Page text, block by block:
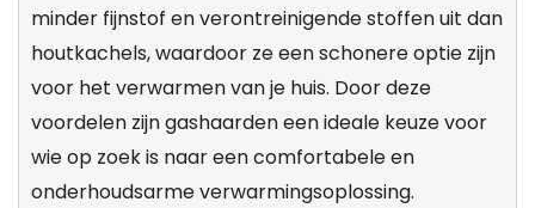
minder fijnstof en verontreinigende stoffen uit dan
houtkachels, waardoor ze een schonere optie zijn
voor het verwarmen van je huis. Door deze
voordelen zijn gashaarden een ideale keuze voor
wie op zoek is naar een comfortabele en
onderhoudsarme verwarmingsoplossing.